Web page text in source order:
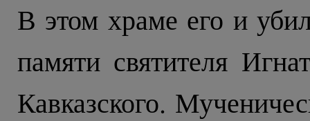
В этом храме его и
памяти святителя
Кавказского.